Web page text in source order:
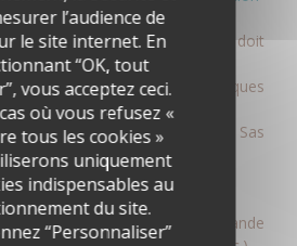
de saisine utilisé, la demande doit
:
téléphoniques et électroniques
numéro d'enregistrement chez Sas
concerné,
faits,
préalable,
l'instruction de la demande
l’audience de
le site internet. En
“OK, tout
vous acceptez ceci.
où vous refusez «
tous les cookies »
uniquement
indispensables au
du site.
“Personnaliser”